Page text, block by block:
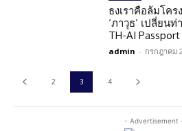
ธงเราคือล้มโคร
‘ภาวุธ’ เปลี่ยน
TH-AI Passport
admin - กรกฎาคม
2 3 4
- Advertisement